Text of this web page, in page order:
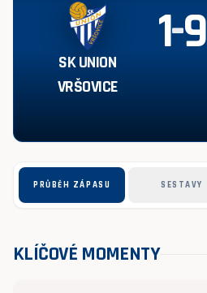
SK UNION
VRŠOVICE
1-9
PRŮBĚH ZÁPASU SESTAVY
KLÍČOVÉ MOMENTY